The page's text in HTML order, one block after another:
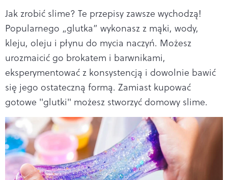
Jak zrobić slime? Te przepisy zawsze wychodzą!
Popularnego „glutka” wykonasz z mąki, wody,
kleju, oleju i płynu do mycia naczyń. Możesz
urozmaicić go brokatem i barwnikami,
eksperymentować z konsystencją i dowolnie bawić
się jego ostateczną formą. Zamiast kupować
gotowe "glutki" możesz stworzyć domowy slime.